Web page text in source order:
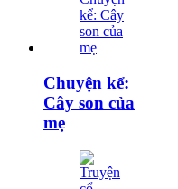
Chuyện kể:
Cây son của
mẹ